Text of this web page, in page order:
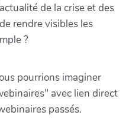
de la crise et des
rendre visibles les
?
pourrions imaginer
avec lien direct
passés.